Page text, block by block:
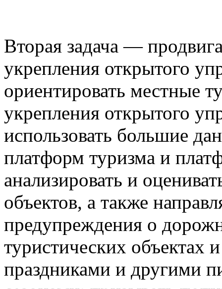
Вторая задача —
укрепления открытого
ориентировать местные
укрепления открытого
использовать большие
платформ туризма и
анализировать и
объектов, а также
предупреждения о
туристических объектах
праздниками и другими